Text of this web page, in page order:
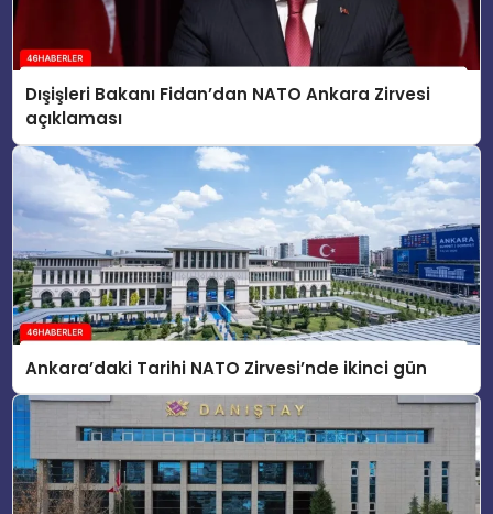
Dışişleri Bakanı Fidan’dan NATO Ankara Zirvesi
açıklaması
Ankara’daki Tarihi NATO Zirvesi’nde ikinci gün